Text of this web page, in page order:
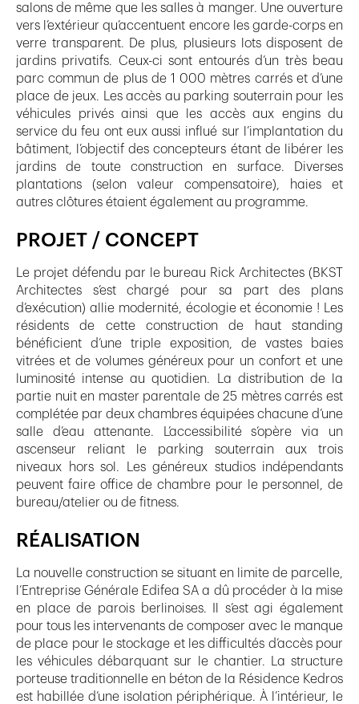
salons de même que les salles à manger. Une ouverture
vers l’extérieur qu’accentuent encore les garde-corps en
verre transparent. De plus, plusieurs lots disposent de
jardins privatifs. Ceux-ci sont entourés d’un très beau
parc commun de plus de 1 000 mètres carrés et d’une
place de jeux. Les accès au parking souterrain pour les
véhicules privés ainsi que les accès aux engins du
service du feu ont eux aussi influé sur l’implantation du
bâtiment, l’objectif des concepteurs étant de libérer les
jardins de toute construction en surface. Diverses
plantations (selon valeur compensatoire), haies et
autres clôtures étaient également au programme.
PROJET / CONCEPT
Le projet défendu par le bureau Rick Architectes (BKST
Architectes s’est chargé pour sa part des plans
d’exécution) allie modernité, écologie et économie ! Les
résidents de cette construction de haut standing
bénéficient d’une triple exposition, de vastes baies
vitrées et de volumes généreux pour un confort et une
luminosité intense au quotidien. La distribution de la
partie nuit en master parentale de 25 mètres carrés est
complétée par deux chambres équipées chacune d’une
salle d’eau attenante. L’accessibilité s’opère via un
ascenseur reliant le parking souterrain aux trois
niveaux hors sol. Les généreux studios indépendants
peuvent faire office de chambre pour le personnel, de
bureau/atelier ou de fitness.
RÉALISATION
La nouvelle construction se situant en limite de parcelle,
l’Entreprise Générale Edifea SA a dû procéder à la mise
en place de parois berlinoises. Il s’est agi également
pour tous les intervenants de composer avec le manque
de place pour le stockage et les difficultés d’accès pour
les véhicules débarquant sur le chantier. La structure
porteuse traditionnelle en béton de la Résidence Kedros
est habillée d’une isolation périphérique. À l’intérieur, le